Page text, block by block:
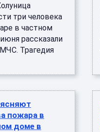
три человека
в частном
рассказали
Трагедия
пожара в
доме в